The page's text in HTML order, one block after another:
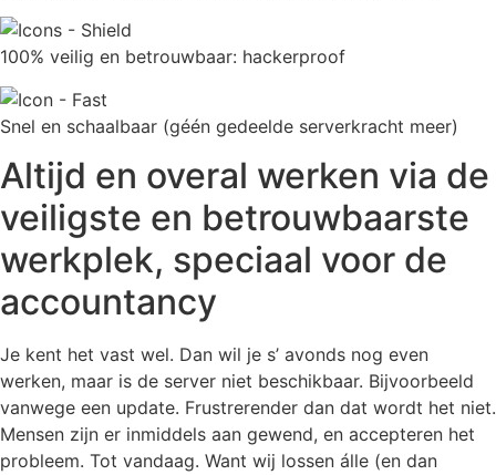
100% veilig en betrouwbaar: hackerproof
Snel en schaalbaar (géén gedeelde serverkracht meer)
Altijd en overal werken via de
veiligste en betrouwbaarste
werkplek, speciaal voor de
accountancy
Je kent het vast wel. Dan wil je s’ avonds nog even
werken, maar is de server niet beschikbaar. Bijvoorbeeld
vanwege een update. Frustrerender dan dat wordt het niet.
Mensen zijn er inmiddels aan gewend, en accepteren het
probleem. Tot vandaag. Want wij lossen álle (en dan